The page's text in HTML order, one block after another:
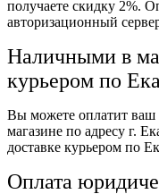
получаете скидку 2%.
авторизационный
Наличными в
курьером по
Вы можете оплатит ваш
магазине по адресу г.
доставке курьером по
Оплата